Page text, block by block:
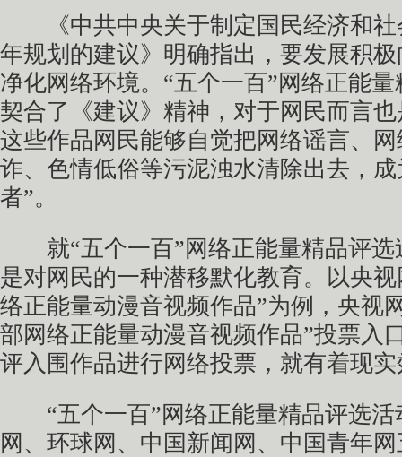
《中共中央关于制定国民经济和社
年规划的建议》明确指出，要发展积
净化网络环境。“五个一百”网络正能
契合了《建议》精神，对于网民而言
这些作品网民能够自觉把网络谣言、
诈、色情低俗等污泥浊水清除出去，
者”。
就“五个一百”网络正能量精品评选
是对网民的一种潜移默化教育。以央
络正能量动漫音视频作品”为例，央视
部网络正能量动漫音视频作品”投票入
评入围作品进行网络投票，就有着现
“五个一百”网络正能量精品评选活
网、环球网、中国新闻网、中国青年